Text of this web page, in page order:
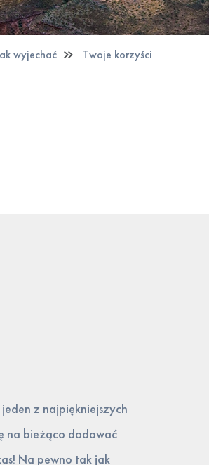
wyjechać Twoje korzyści
z najpiękniejszych
na bieżąco dodawać
Na pewno tak jak